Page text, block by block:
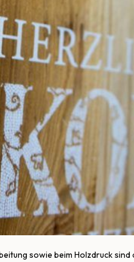
sowie beim Holzdruck